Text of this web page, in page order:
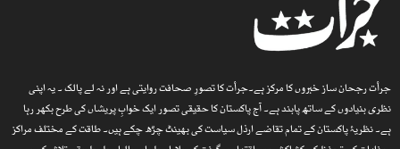
جرأت رجحان ساز خبروں کا مرکز ہے۔جرأت کا تصورِ صحافت روایتی ہے اور نہ لے پالک ۔ یہ اپنی
نظری بنیادوں کے ساتھ پابند ہے۔ آج پاکستان کا حقیقی تصور ایک خوابِ پریشاں کی طرح بکھر رہا
ہے۔ نظریۂ پاکستان کے تمام تقاضے ارذل سیاست کی بھینٹ چڑھ چکے ہیں۔ طاقت کے مختلف مراکز